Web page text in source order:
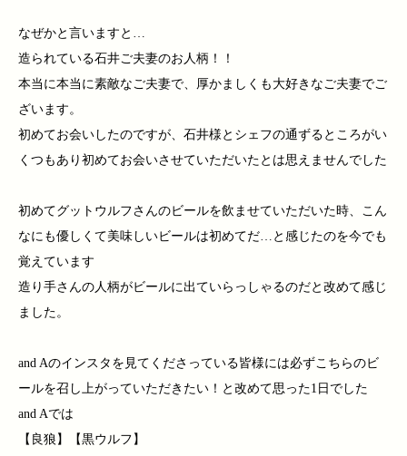
なぜかと言いますと…
造られている石井ご夫妻のお人柄！！
本当に本当に素敵なご夫妻で、厚かましくも大好きなご夫妻でご
ざいます。
初めてお会いしたのですが、石井様とシェフの通ずるところがい
くつもあり初めてお会いさせていただいたとは思えませんでした
初めてグットウルフさんのビールを飲ませていただいた時、こん
なにも優しくて美味しいビールは初めてだ…と感じたのを今でも
覚えています
造り手さんの人柄がビールに出ていらっしゃるのだと改めて感じ
ました。
and Aのインスタを見てくださっている皆様には必ずこちらのビ
ールを召し上がっていただきたい！と改めて思った1日でした
and Aでは
【良狼】【黒ウルフ】